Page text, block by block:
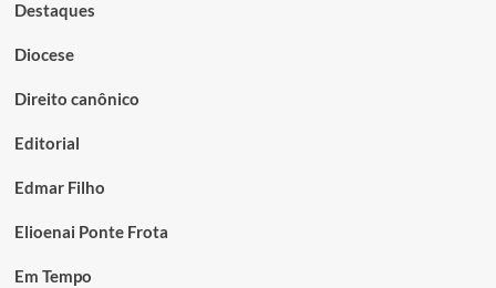
Destaques
Diocese
Direito canônico
Editorial
Edmar Filho
Elioenai Ponte Frota
Em Tempo